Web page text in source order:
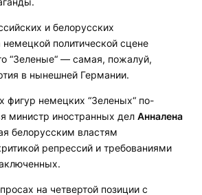
и белорусских
немецкой политической сцене
“Зеленые“ — самая, пожалуй,
в нынешней Германии.
фигур немецких “Зеленых“ по-
министр иностранных дел Анналена
белорусским властям
репрессий и требованиями
на четвертой позиции с